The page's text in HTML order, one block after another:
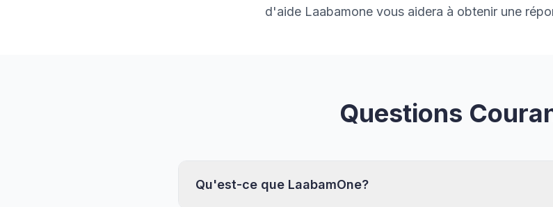
d'aide Laabamone vous aidera à obtenir une
Questions
Qu'est-ce que LaabamOne?